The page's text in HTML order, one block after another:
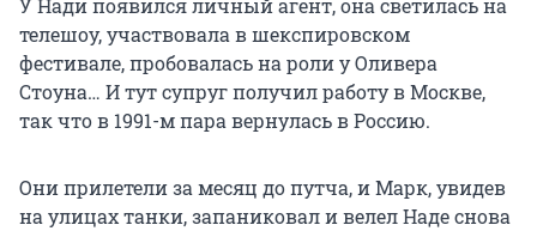
У Нади появился личный агент, она светилась на
телешоу, участвовала в шекспировском
фестивале, пробовалась на роли у Оливера
Стоуна… И тут супруг получил работу в Москве,
так что в 1991-м пара вернулась в Россию.
Они прилетели за месяц до путча, и Марк, увидев
на улицах танки, запаниковал и велел Наде снова